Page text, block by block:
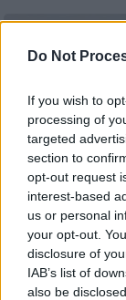
Do Not
If you wish to
processing of
targeted
section to
opt-out request
interest-based
us or personal
your opt-out.
disclosure of
IAB’s list of
also be
φωτογραφία